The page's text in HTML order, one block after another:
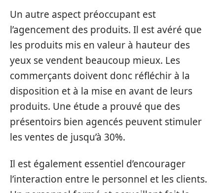
Un autre aspect préoccupant est
l’agencement des produits. Il est avéré que
les produits mis en valeur à hauteur des
yeux se vendent beaucoup mieux. Les
commerçants doivent donc réfléchir à la
disposition et à la mise en avant de leurs
produits. Une étude a prouvé que des
présentoirs bien agencés peuvent stimuler
les ventes de jusqu’à 30%.
Il est également essentiel d’encourager
l’interaction entre le personnel et les clients.